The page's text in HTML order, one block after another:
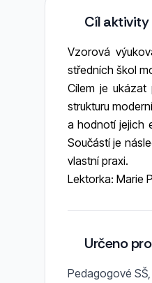
Cíl aktivity
Vzorová
středních škol
Cílem je
strukturu
a hodnotí jejich
Součástí je
vlastní praxi.
Lektorka: Marie
Určeno pro
Pedagogové